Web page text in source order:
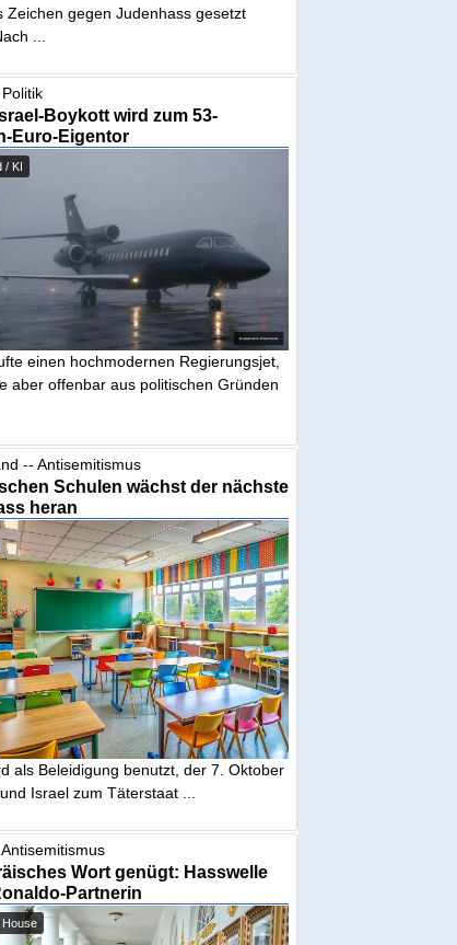
Zeichen gegen Judenhass gesetzt
...
Boykott wird zum 53-
Euro-Eigentor
/ KI
einen hochmodernen Regierungsjet,
aber offenbar aus politischen Gründen
-- Antisemitismus
Schulen wächst der nächste
heran
als Beleidigung benutzt, der 7. Oktober
Israel zum Täterstaat ...
Wort genügt: Hasswelle
Partnerin
House